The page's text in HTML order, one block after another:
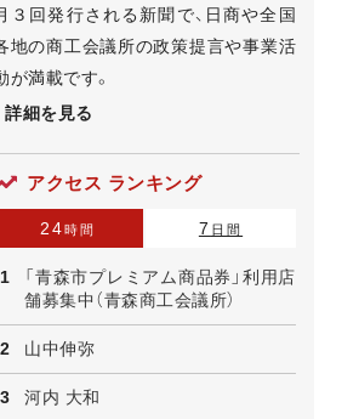
３回発行される新聞で、日商や全国
地の商工会議所の政策提言や事業活
が満載です。
詳細を見る
アクセス ランキング
24時間 7 日間
「青森市プレミアム商品券」利用店
舗募集中（青森商工会議所）
山中伸弥
河内 大和